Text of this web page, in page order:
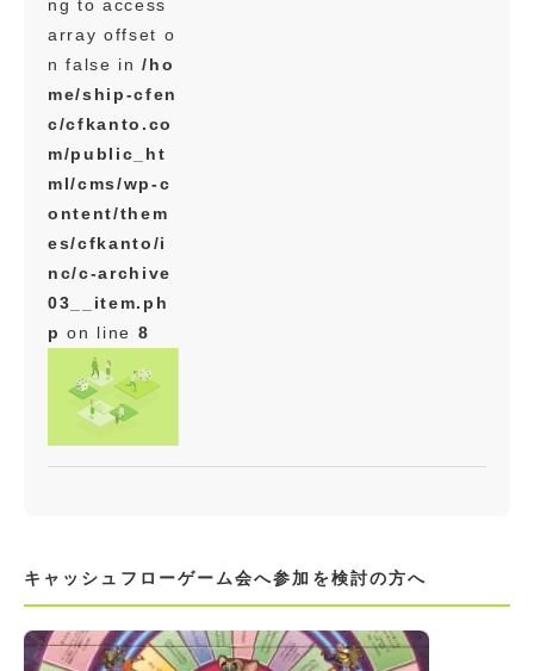
ng to access
array offset o
n false in/ho
me/ship-cfen
c/cfkanto.co
m/public_ht
ml/cms/wp-c
ontent/them
es/cfkanto/i
nc/c-archive
03__item.ph
p on line 8
キャッシュフローゲーム会へ参加を検討の方へ